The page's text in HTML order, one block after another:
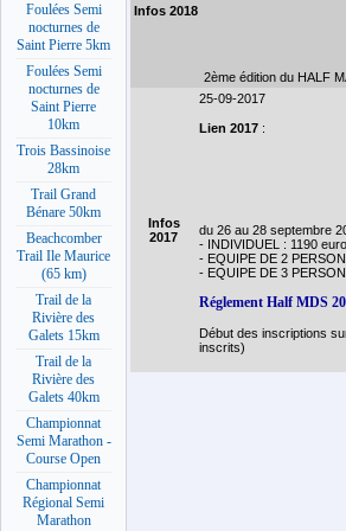
Foulées Semi
nocturnes de
Saint Pierre 5km
Foulées Semi
nocturnes de
Saint Pierre
10km
Trois Bassinoise
28km
Trail Grand
Bénare 50km
Beachcomber
Trail Ile Maurice
(65 km)
Trail de la
Rivière des
Galets 15km
Trail de la
Rivière des
Galets 40km
Championnat
Semi Marathon -
Course Open
Championnat
Régional Semi
Marathon
Infos 2018
2ème édition du HALF
Infos
2017
25-09-2017
Lien 2017 :
du 26 au 28 septembre
- INDIVIDUEL : 1190
- EQUIPE DE 2
- EQUIPE DE 3
Réglement Half MDS
Début des inscriptions
inscrits)